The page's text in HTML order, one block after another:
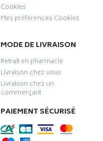
Cookies
Mes préférences Cookies
MODE DE LIVRAISON
Retrait en pharmacie
Livraison chez vous
Livraison chez un
commerçant
PAIEMENT SÉCURISÉ